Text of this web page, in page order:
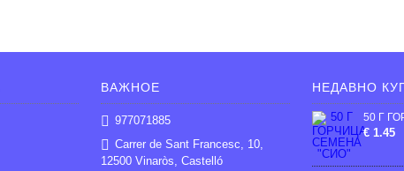
ВАЖНОЕ
977071885
Carrer de Sant Francesc, 10,
12500 Vinaròs, Castelló
НЕДАВНО
€ 1.45